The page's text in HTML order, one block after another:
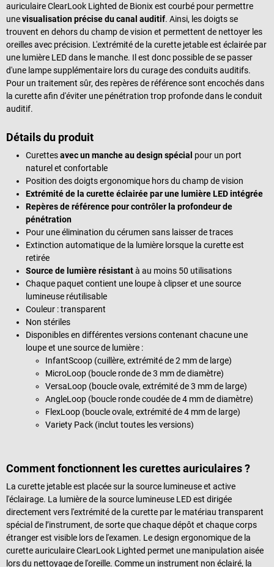
auriculaire ClearLook Lighted de Bionix est courbé pour permettre
unevisualisation précise du canal auditif. Ainsi, les doigts se
trouvent en dehors du champ de vision et permettent de nettoyer les
oreilles avec précision. L'extrémité de la curette jetable est éclairée par
une lumière LED dans le manche. Il est donc possible de se passer
d'une lampe supplémentaire lors du curage des conduits auditifs.
Pour un traitement sûr, des repères de référence sont encochés dans
la curette afin d'éviter une pénétration trop profonde dans le conduit
auditif.
Détails du produit
Curettesavec un manche au design spécial pour un port
naturel et confortable
Position des doigts ergonomique hors du champ de vision
Extrémité de la curette éclairée par une lumière LED intégrée
Repères de référence pour contrôler la profondeur de
pénétration
Pour une élimination du cérumen sans laisser de traces
Extinction automatique de la lumière lorsque la curette est
retirée
Source de lumière résistantà au moins 50 utilisations
Chaque paquet contient une loupe à clipser et une source
lumineuse réutilisable
Couleur : transparent
Non stériles
Disponibles en différentes versions contenant chacune une
loupe et une source de lumière :
InfantScoop (cuillère, extrémité de 2 mm de large)
MicroLoop (boucle ronde de 3 mm de diamètre)
VersaLoop (boucle ovale, extrémité de 3 mm de large)
AngleLoop (boucle ronde coudée de 4 mm de diamètre)
FlexLoop (boucle ovale, extrémité de 4 mm de large)
Variety Pack (inclut toutes les versions)
Comment fonctionnent les curettes auriculaires ?
La curette jetable est placée sur la source lumineuse et active
l'éclairage. La lumière de la source lumineuse LED est dirigée
directement vers l'extrémité de la curette par le matériau transparent
spécial de l’instrument, de sorte que chaque dépôt et chaque corps
étranger est visible lors de l'examen. Le design ergonomique de la
curette auriculaire ClearLook Lighted permet une manipulation aisée
lors du nettoyage de l'oreille. Comme un instrument non éclairé, la